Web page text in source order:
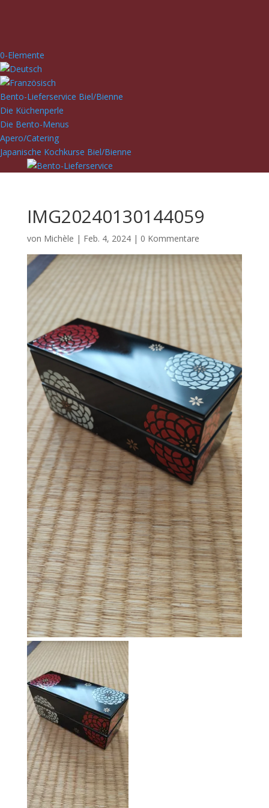
0-Elemente
Bento-Lieferservice Biel/Bienne
Die Küchenperle
Die Bento-Menus
Apero/Catering
Japanische Kochkurse Biel/Bienne
IMG20240130144059
von Michèle | Feb. 4, 2024| 0 Kommentare